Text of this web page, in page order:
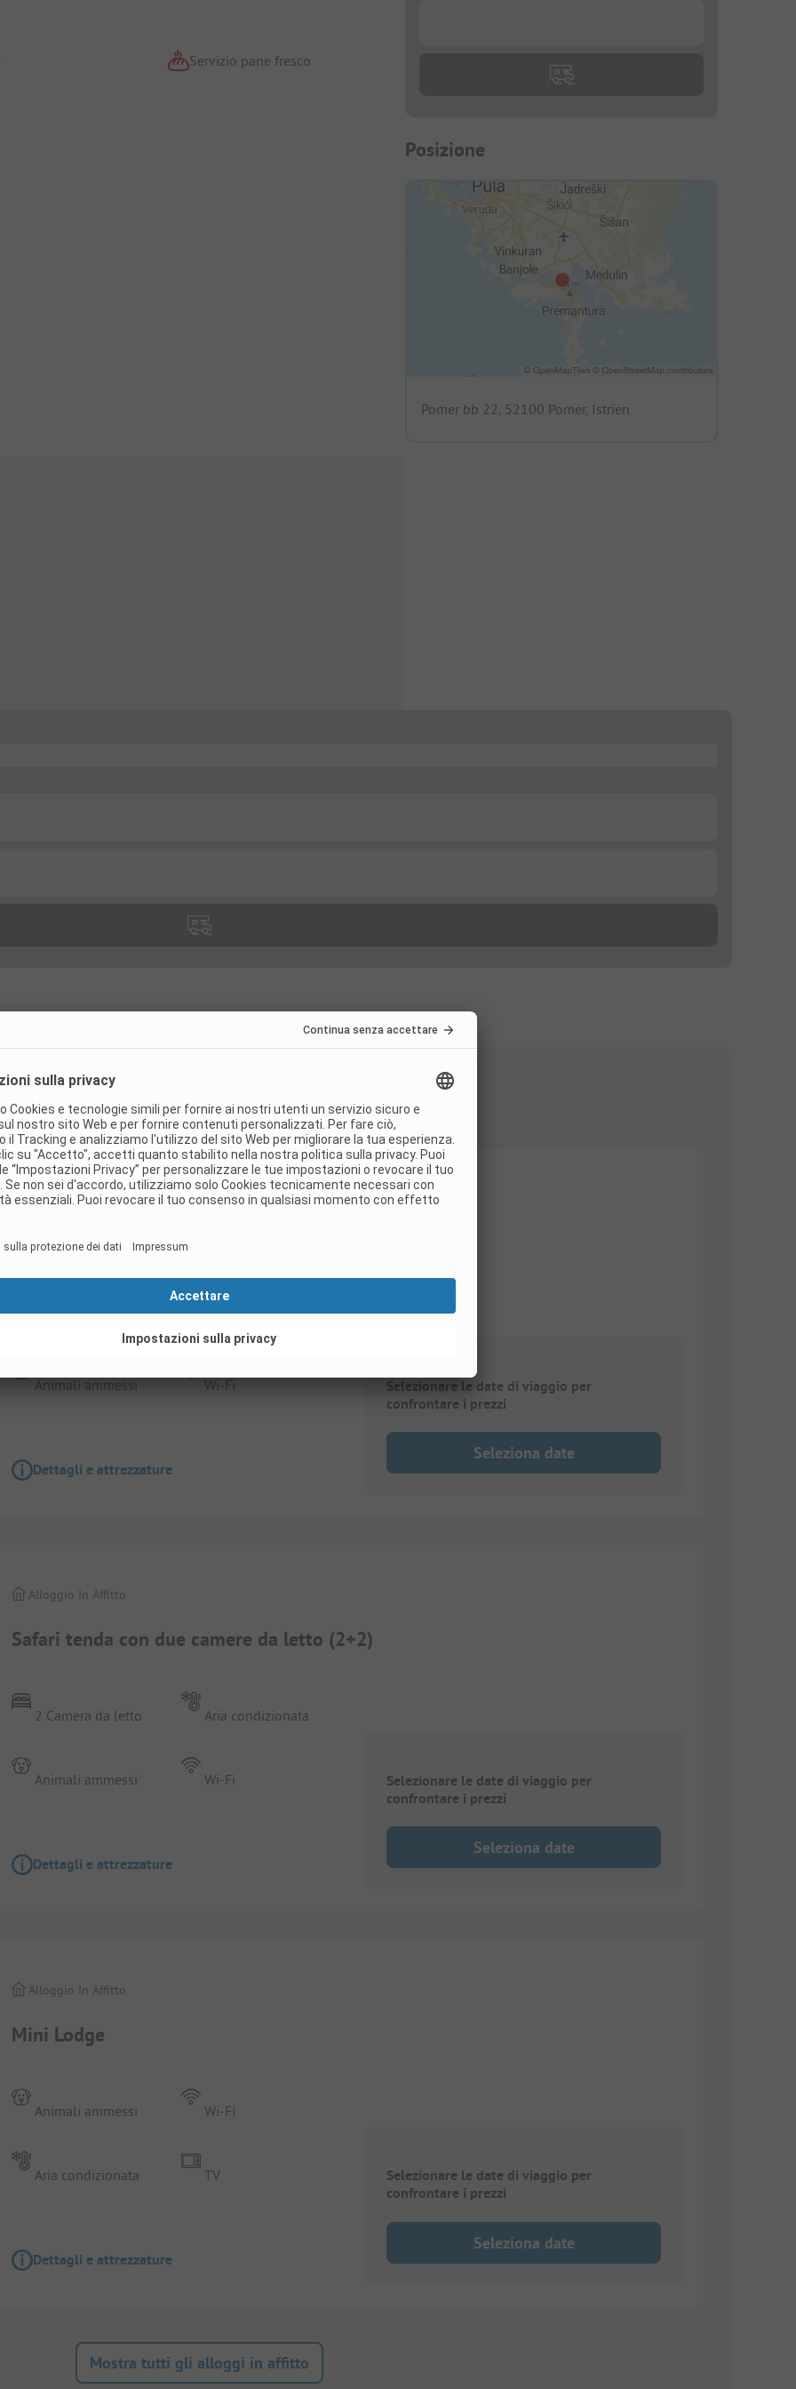
Servizio pane fresco
Posizione
Pomer bb 22, 52100 Pomer, Istrien
Tenda con due camere da letto (2+4)
Alloggio In Affitto
Animali ammessi Wi-Fi
Dettagli e attrezzature
Selezionare le date di viaggio per
confrontare i prezzi
Seleziona date
Safari tenda con due camere da letto (2+2)
Alloggio In Affitto
2 Camera da letto
Animali ammessi
Aria condizionata
Wi-Fi
Dettagli e attrezzature
Selezionare le date di viaggio per
confrontare i prezzi
Seleziona date
Mini Lodge
Alloggio In Affitto
Animali ammessi
Aria condizionata
Wi-Fi
TV
Dettagli e attrezzature
Selezionare le date di viaggio per
confrontare i prezzi
Seleziona date
Mostra tutti gli alloggi in affitto